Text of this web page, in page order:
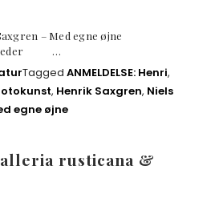
Saxgren – Med egne øjne
billeder …
Tagged ANMELDELSE: Henri,
, Henrik Saxgren, Niels
egne øjne
rusticana &